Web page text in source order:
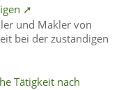
➚
und Makler von
bei der zuständigen
Tätigkeit nach